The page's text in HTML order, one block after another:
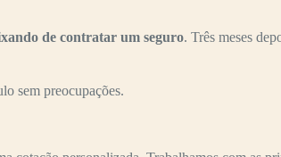
de contratar um seguro. Três meses
sem preocupações.